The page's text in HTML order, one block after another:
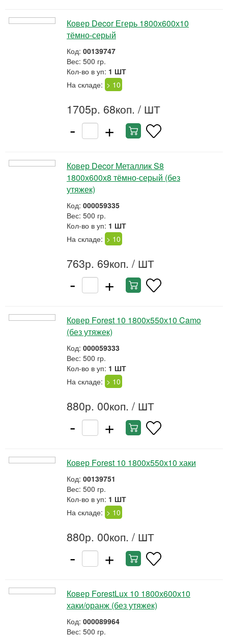
Ковер Decor Егерь 1800х600х10
тёмно-серый
Код: 00139747
Вес: 500 гр.
Кол-во в уп: 1 ШТ
На складе: > 10
1705р. 68коп. / ШТ
- +
Ковер Decor Металлик S8
1800х600х8 тёмно-серый (без
утяжек)
Код: 000059335
Вес: 500 гр.
Кол-во в уп: 1 ШТ
На складе: > 10
763р. 69коп. / ШТ
- +
Ковер Forest 10 1800х550х10 Camo
(без утяжек)
Код: 000059333
Вес: 500 гр.
Кол-во в уп: 1 ШТ
На складе: > 10
880р. 00коп. / ШТ
- +
Ковер Forest 10 1800х550х10 хаки
Код: 00139751
Вес: 500 гр.
Кол-во в уп: 1 ШТ
На складе: > 10
880р. 00коп. / ШТ
- +
Ковер ForestLux 10 1800х600х10
хаки/оранж (без утяжек)
Код: 000089964
Вес: 500 гр.